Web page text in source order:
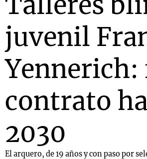
juvenil
contrato
2030
El arquero, de 19 años y con paso por